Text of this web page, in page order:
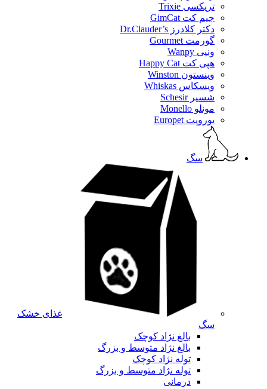
تریکسی Trixie
جیم کت GimCat
دکتر کلادرز Dr.Clauder’s
گورمت Gourmet
ونپی Wanpy
هپی کت Happy Cat
وینستون Winston
ویسکاس Whiskas
شسیر Schesir
مونلو Monello
یوروپت Europet
سگ
غذای خشک
سگ
بالغ نژاد کوچک
بالغ نژاد متوسط و بزرگ
توله نژاد کوچک
توله نژاد متوسط و بزرگ
درمانی